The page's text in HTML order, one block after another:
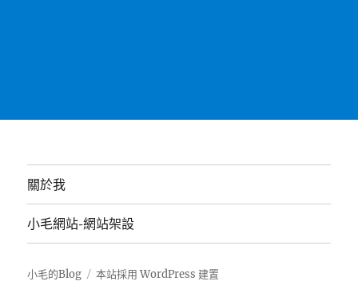
關於我
小毛網站-網站架設
小毛的Blog 本站採用 WordPress 建置